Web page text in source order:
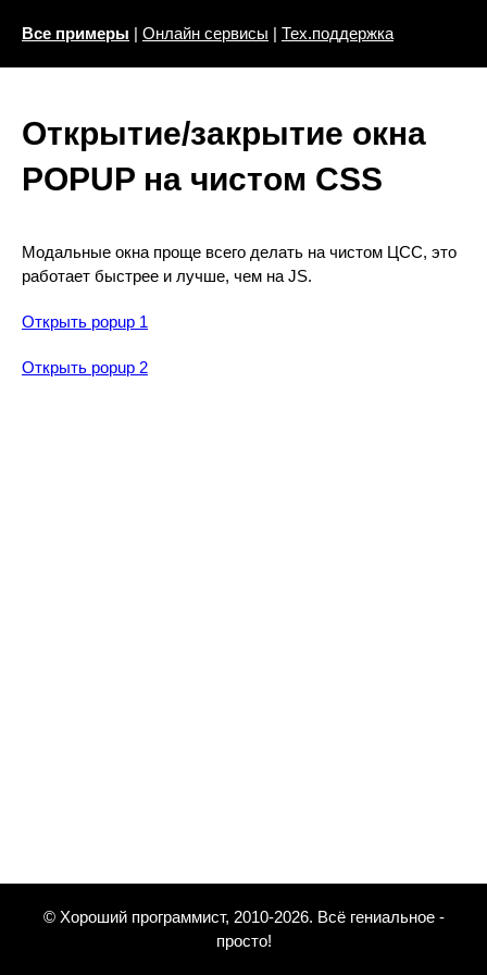
Все примеры | Онлайн сервисы | Тех.поддержка
Открытие/закрытие окна
POPUP на чистом CSS
Модальные окна проще всего делать на чистом ЦСС, это
работает быстрее и лучше, чем на JS.
Открыть popup 1
Открыть popup 2
© Хороший программист, 2010-2026. Всё гениальное -
просто!